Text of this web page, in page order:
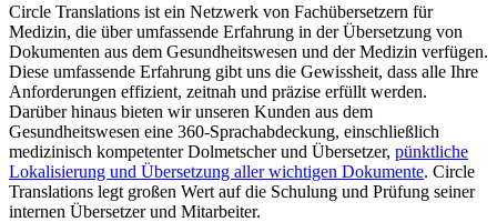
Circle Translations ist ein Netzwerk von Fachübersetzern für
Medizin, die über umfassende Erfahrung in der Übersetzung von
Dokumenten aus dem Gesundheitswesen und der Medizin verfügen.
Diese umfassende Erfahrung gibt uns die Gewissheit, dass alle Ihre
Anforderungen effizient, zeitnah und präzise erfüllt werden.
Darüber hinaus bieten wir unseren Kunden aus dem
Gesundheitswesen eine 360-Sprachabdeckung, einschließlich
medizinisch kompetenter Dolmetscher und Übersetzer, pünktliche
Lokalisierung und Übersetzung aller wichtigen Dokumente. Circle
Translations legt großen Wert auf die Schulung und Prüfung seiner
internen Übersetzer und Mitarbeiter.